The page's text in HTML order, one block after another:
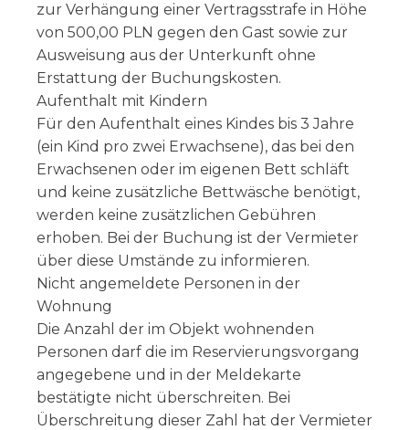
zur Verhängung einer Vertragsstrafe in Höhe
von 500,00 PLN gegen den Gast sowie zur
Ausweisung aus der Unterkunft ohne
Erstattung der Buchungskosten.
Aufenthalt mit Kindern
Für den Aufenthalt eines Kindes bis 3 Jahre
(ein Kind pro zwei Erwachsene), das bei den
Erwachsenen oder im eigenen Bett schläft
und keine zusätzliche Bettwäsche benötigt,
werden keine zusätzlichen Gebühren
erhoben. Bei der Buchung ist der Vermieter
über diese Umstände zu informieren.
Nicht angemeldete Personen in der
Wohnung
Die Anzahl der im Objekt wohnenden
Personen darf die im Reservierungsvorgang
angegebene und in der Meldekarte
bestätigte nicht überschreiten. Bei
Überschreitung dieser Zahl hat der Vermieter